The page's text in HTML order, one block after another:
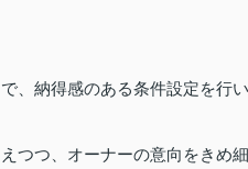
、納得感のある条件設定を行い
つつ、オーナーの意向をきめ細